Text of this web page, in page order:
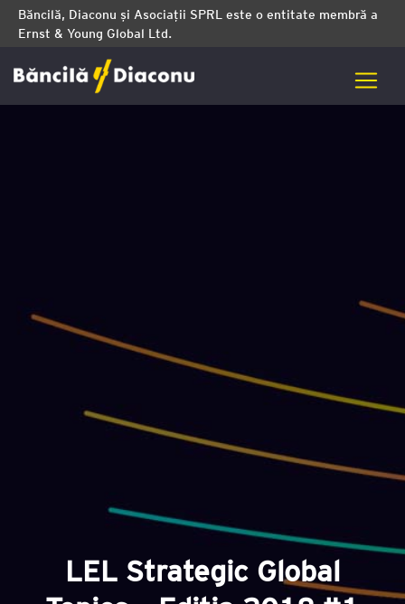
Băncilă, Diaconu și Asociații SPRL este o entitate membră a
Ernst & Young Global Ltd.
LEL Strategic Global